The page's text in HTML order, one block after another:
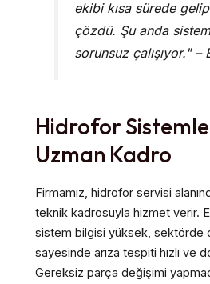
ekibi kısa sürede
çözdü. Şu anda
sorunsuz çalışıyor." –
Hidrofor
Uzman Kadro
Firmamız, hidrofor servisi
teknik kadrosuyla hizmet verir.
sistem bilgisi yüksek, sektörde
sayesinde arıza tespiti hızlı ve
Gereksiz parça değişimi